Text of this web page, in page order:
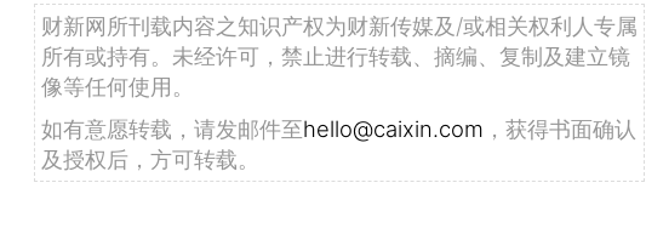
财新网所刊载内容之知识产权为财新传媒及/或相关权利人专属
所有或持有。未经许可，禁止进行转载、摘编、复制及建立镜
像等任何使用。
如有意愿转载，请发邮件至hello@caixin.com ，获得书面确认
及授权后，方可转载。